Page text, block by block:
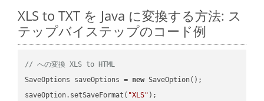
XLS to TXT を Java に変換する方法: ス
テップバイステップのコード例
// への変換 XLS to HTML
SaveOptions saveOptions = new SaveOption();
saveOption.setSaveFormat( "XLS" );